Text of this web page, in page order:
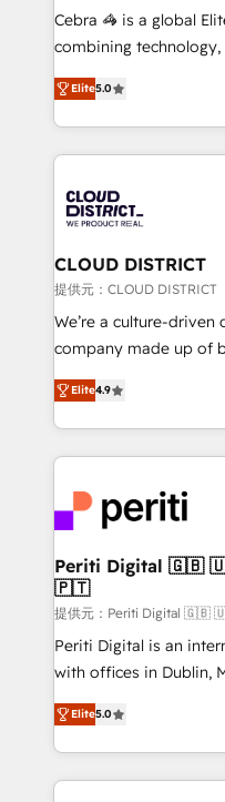
boost with a new HubSpot site
🏆 HubSpot Platform
Inbound Campaign of
Award for Best
Cebra 🦓 is a global
combining
expertise across Latin
Europe, with teams
we combine local
help businesses grow
500+ HubSpot
end solutions that
inbound and loop
creativity. Our
Portuguese, and
that drive measurable growth. 🌎
Platform Migration
Year LATAM 2022,
business with
you grow faster,
Elite5.0
CLOUD DISTRICT
提供元：CLOUD DISTRICT
We’re a culture-
company made up of
thinkers. We blend
development—always
ideas, opportunities,
experiences. To us,
and—most
into bold ideas and
products and
difference.
Elite4.9
Periti Digital 🇬🇧 🇺🇸 🇮🇪 🇨🇦 🇩🇪 🇳🇱
🇵🇹
提供元：Periti
Periti Digital is an
with offices in Dublin,
and New York. 🔎 We are focused on enhancing
revenue-generation
complete integration
and systems (such as
Elite5.0